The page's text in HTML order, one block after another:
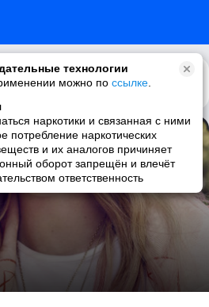
технологии
можно по ссылке
наркотики и связанная с ними
потребление наркотических
и их аналогов причиняет
оборот запрещён и влечёт
ответственность